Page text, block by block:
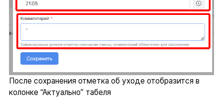
После сохранения отметка об уходе отобразится в
колонке “Актуально” табеля